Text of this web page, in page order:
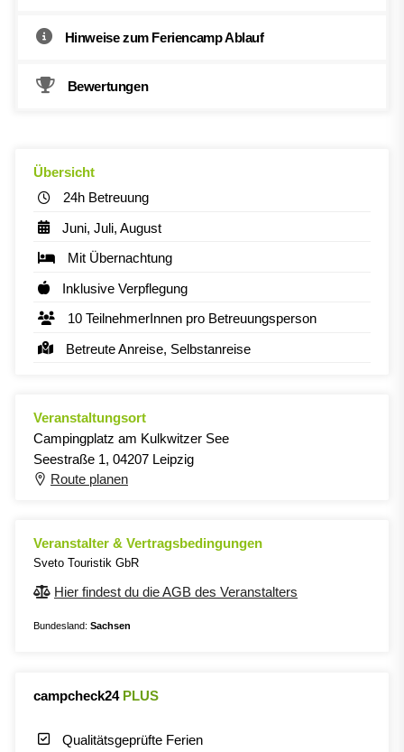
Hinweise zum Feriencamp Ablauf
Bewertungen
Übersicht
24h Betreuung
Juni, Juli, August
Mit Übernachtung
Inklusive Verpflegung
10 TeilnehmerInnen pro Betreuungsperson
Betreute Anreise, Selbstanreise
Veranstaltungsort
Campingplatz am Kulkwitzer See
Seestraße 1, 04207 Leipzig
Route planen
Veranstalter & Vertragsbedingungen
Sveto Touristik GbR
Hier findest du die AGB des Veranstalters
Bundesland: Sachsen
campcheck24 PLUS
Qualitätsgeprüfte Ferien